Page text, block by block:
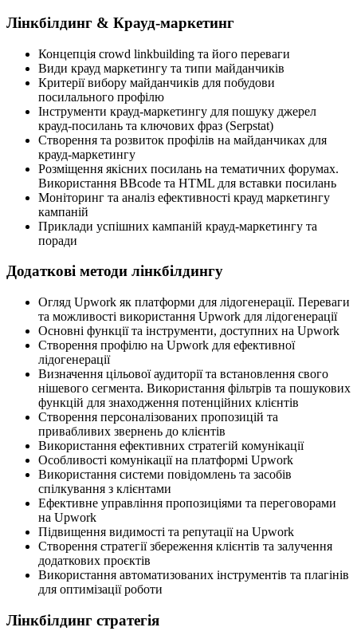
Лінкбілдинг & Крауд-маркетинг
Концепція crowd linkbuilding та його переваги
Види крауд маркетингу та типи майданчиків
Критерії вибору майданчиків для побудови
посилального профілю
Інструменти крауд-маркетингу для пошуку джерел
крауд-посилань та ключових фраз (Serpstat)
Створення та розвиток профілів на майданчиках для
крауд-маркетингу
Розміщення якісних посилань на тематичних форумах.
Використання BBcode та HTML для вставки посилань
Моніторинг та аналіз ефективності крауд маркетингу
кампаній
Приклади успішних кампаній крауд-маркетингу та
поради
Додаткові методи лінкбілдингу
Огляд Upwork як платформи для лідогенерації. Переваги
та можливості використання Upwork для лідогенерації
Основні функції та інструменти, доступних на Upwork
Створення профілю на Upwork для ефективної
лідогенерації
Визначення цільової аудиторії та встановлення свого
нішевого сегмента. Використання фільтрів та пошукових
функцій для знаходження потенційних клієнтів
Створення персоналізованих пропозицій та
привабливих звернень до клієнтів
Використання ефективних стратегій комунікації
Особливості комунікації на платформі Upwork
Використання системи повідомлень та засобів
спілкування з клієнтами
Ефективне управління пропозиціями та переговорами
на Upwork
Підвищення видимості та репутації на Upwork
Створення стратегії збереження клієнтів та залучення
додаткових проєктів
Використання автоматизованих інструментів та плагінів
для оптимізації роботи
Лінкбілдинг стратегія